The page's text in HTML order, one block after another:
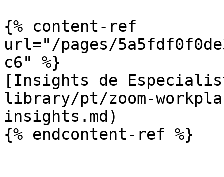
{% content-ref
url="/pages/
c6" %}
[Insights de
library/pt/zoom-
insights.md)
{% endcontent-ref %}